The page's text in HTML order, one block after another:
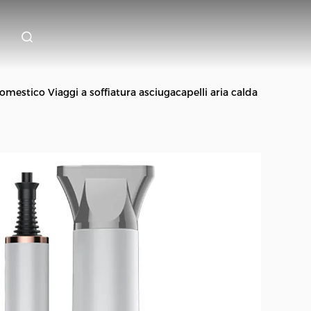
Viaggi a soffiatura asciugacapelli aria calda